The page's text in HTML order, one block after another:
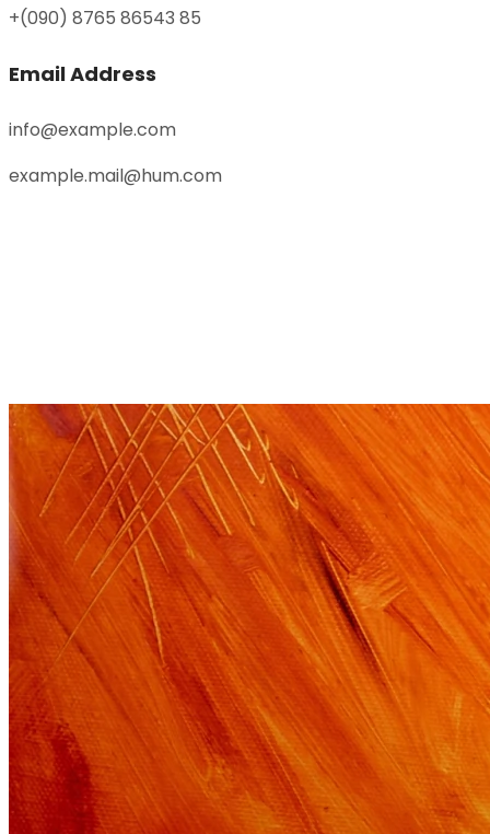
+(090) 8765 86543 85
Email Address
info@example.com
example.mail@hum.com